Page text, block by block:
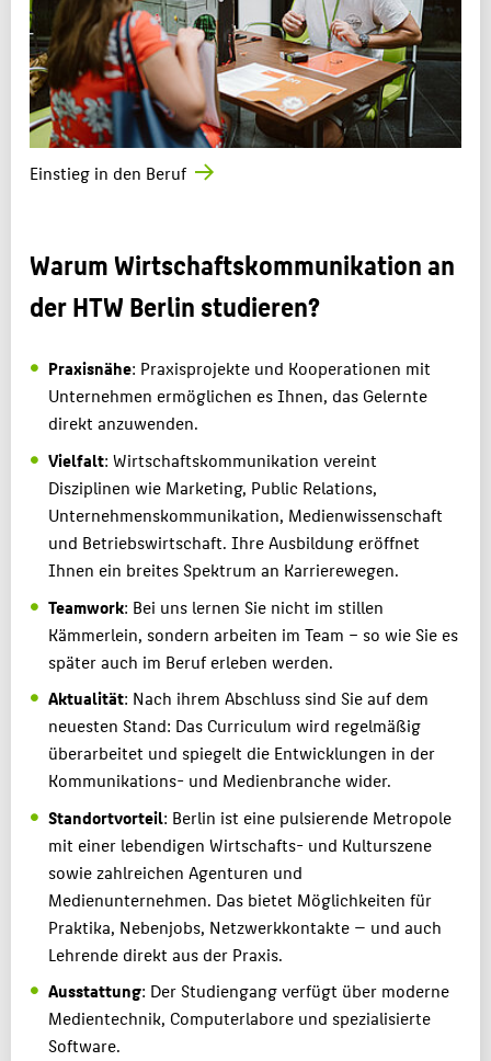
Einstieg in den Beruf
Warum Wirtschaftskommunikation an
der HTW Berlin studieren?
Praxisnähe: Praxisprojekte und Kooperationen mit
Unternehmen ermöglichen es Ihnen, das Gelernte
direkt anzuwenden.
Vielfalt: Wirtschaftskommunikation vereint
Disziplinen wie Marketing, Public Relations,
Unternehmenskommunikation, Medienwissenschaft
und Betriebswirtschaft. Ihre Ausbildung eröffnet
Ihnen ein breites Spektrum an Karrierewegen.
Teamwork: Bei uns lernen Sie nicht im stillen
Kämmerlein, sondern arbeiten im Team – so wie Sie es
später auch im Beruf erleben werden.
Aktualität: Nach ihrem Abschluss sind Sie auf dem
neuesten Stand: Das Curriculum wird regelmäßig
überarbeitet und spiegelt die Entwicklungen in der
Kommunikations- und Medienbranche wider.
Standortvorteil: Berlin ist eine pulsierende Metropole
mit einer lebendigen Wirtschafts- und Kulturszene
sowie zahlreichen Agenturen und
Medienunternehmen. Das bietet Möglichkeiten für
Praktika, Nebenjobs, Netzwerkkontakte — und auch
Lehrende direkt aus der Praxis.
Ausstattung: Der Studiengang verfügt über moderne
Medientechnik, Computerlabore und spezialisierte
Software.